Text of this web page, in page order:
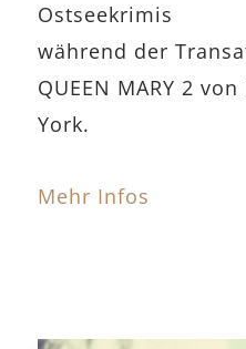
Ostseekrimis
während der
QUEEN MARY 2
York.
Mehr Infos